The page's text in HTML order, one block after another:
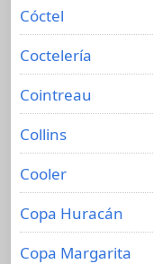
Cóctel
Coctelería
Cointreau
Collins
Cooler
Copa Huracán
Copa Margarita